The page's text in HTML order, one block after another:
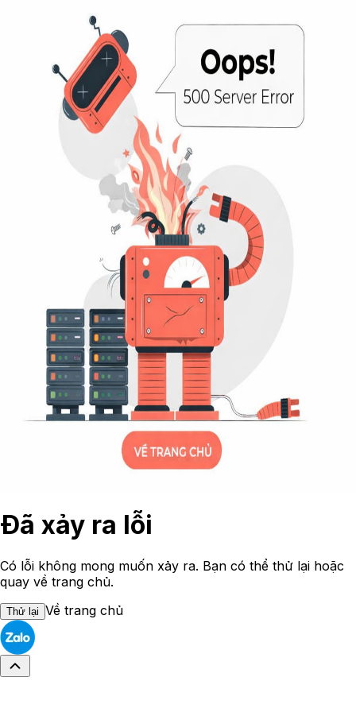
Đã xảy ra lỗi
Có lỗi không mong muốn xảy ra. Bạn có thể thử lại hoặc
quay về trang chủ.
Thử lại Về trang chủ